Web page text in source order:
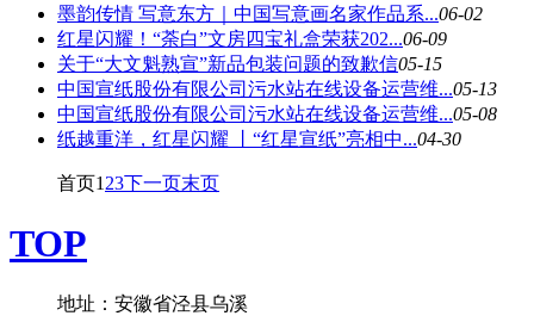
墨韵传情 写意东方｜中国写意画名家作品系...06-02
红星闪耀！“荼白”文房四宝礼盒荣获202...06-09
关于“大文魁熟宣”新品包装问题的致歉信05-15
中国宣纸股份有限公司污水站在线设备运营维...05-13
中国宣纸股份有限公司污水站在线设备运营维...05-08
纸越重洋，红星闪耀 丨“红星宣纸”亮相中...04-30
首页1 23下一页末页
TOP
地址：安徽省泾县乌溪